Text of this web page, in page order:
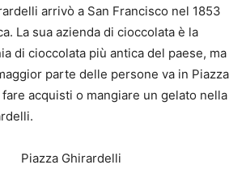
arrivò a San Francisco nel 1853
La sua azienda di cioccolata è la
di cioccolata più antica del paese, ma
parte delle persone va in Piazza
acquisti o mangiare un gelato nella